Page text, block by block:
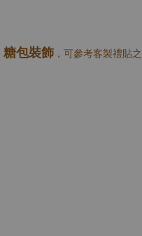
糖包裝飾 ，可參考客製禮貼之